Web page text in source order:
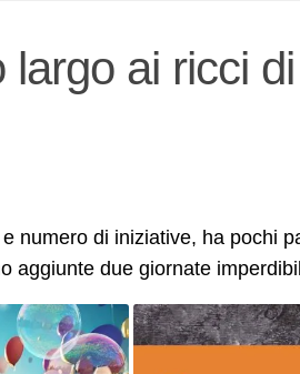
ai ricci
numero di iniziative, ha pochi
aggiunte due giornate